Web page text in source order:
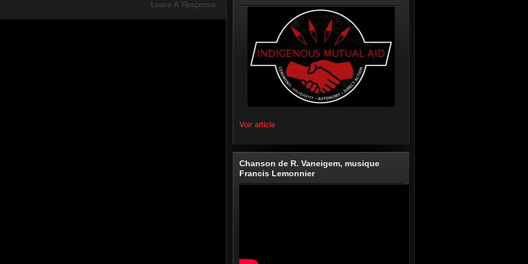
Leave A Response
Voir article
Chanson de R. Vaneigem, musique
Francis Lemonnier